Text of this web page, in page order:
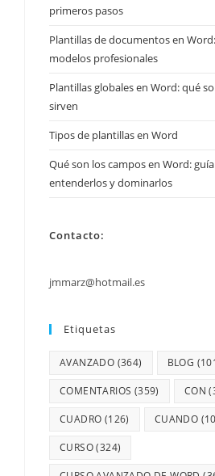
primeros pasos
Plantillas de documentos en
modelos profesionales
Plantillas globales en Word: qué
sirven
Tipos de plantillas en Word
Qué son los campos en Word:
entenderlos y dominarlos
Contacto:
jmmarz@hotmail.es
Etiquetas
AVANZADO (364) BLOG
COMENTARIOS (359) CON
CUADRO (126) CUANDO
CURSO(324)